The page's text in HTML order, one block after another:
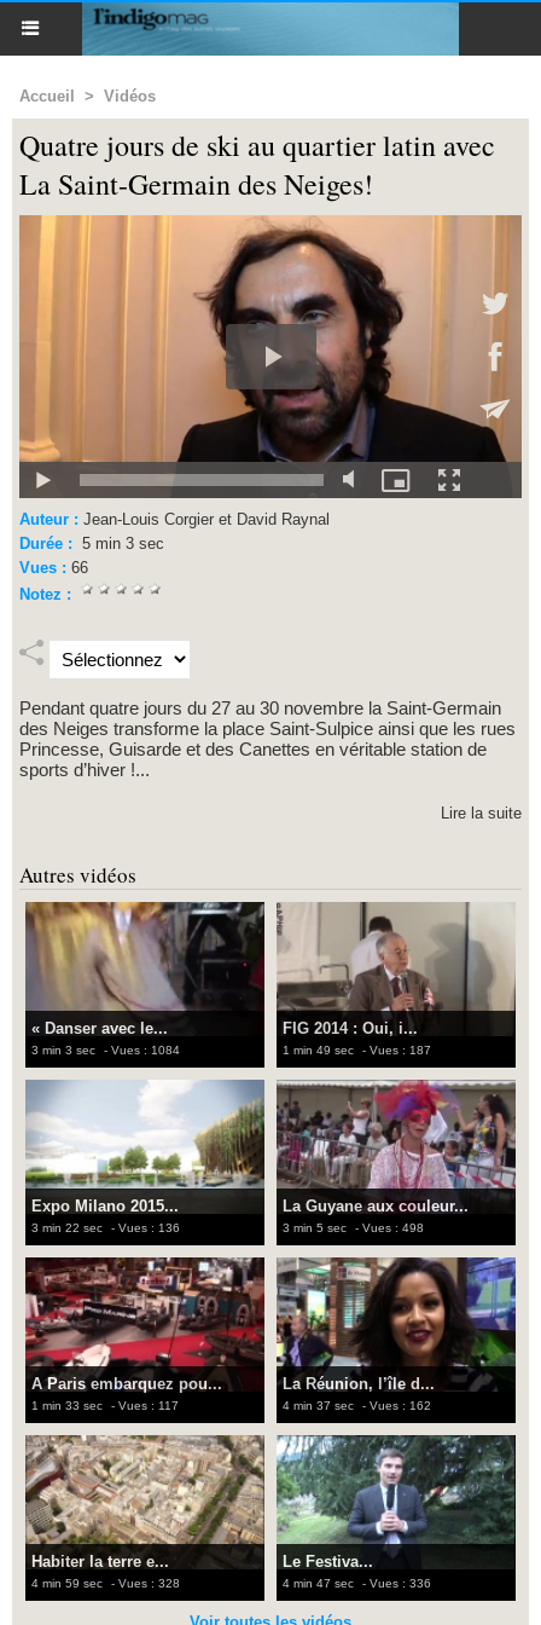
Accueil > Vidéos
Quatre jours de ski au quartier latin avec
La Saint-Germain des Neiges!
Auteur : Jean-Louis Corgier et David Raynal
Durée : 5 min 3 sec
Vues : 66
Notez :
Pendant quatre jours du 27 au 30 novembre la Saint-Germain
des Neiges transforme la place Saint-Sulpice ainsi que les rues
Princesse, Guisarde et des Canettes en véritable station de
sports d’hiver !...
Lire la suite
Autres vidéos
« Danser avec le...
3 min 3 sec - Vues : 1084
FIG 2014 : Oui, i...
1 min 49 sec - Vues : 187
Expo Milano 2015...
3 min 22 sec - Vues : 136
La Guyane aux couleur...
3 min 5 sec - Vues : 498
A Paris embarquez pou...
1 min 33 sec - Vues : 117
La Réunion, l’île d...
4 min 37 sec - Vues : 162
Habiter la terre e...
4 min 59 sec - Vues : 328
Le Festiva...
4 min 47 sec - Vues : 336